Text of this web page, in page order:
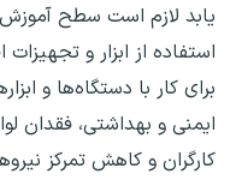
یابد لازم است سطح
استفاده از ابزار و
برای کار با دستگاه‌ها و
ایمنی و بهداشتی، فقدان
کارگران و کاهش تمرکز